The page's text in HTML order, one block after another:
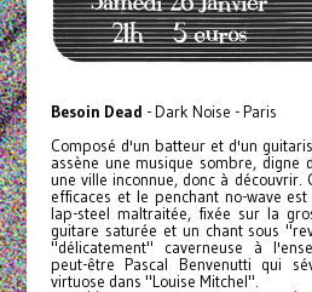
Besoin Dead - Dark Noise - Paris
Composé d'un batteur et d'un
assène une musique sombre, digne
une ville inconnue, donc à
efficaces et le penchant no-wave
lap-steel maltraitée, fixée sur la
guitare saturée et un chant sous
"délicatement" caverneuse à
peut-être Pascal Benvenutti qui
virtuose dans "Louise Mitchel".